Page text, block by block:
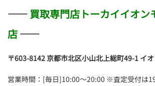
――買取専門店トーカイイオン
店――
〒603-8142京都市北区小山北上総町49-1 イ
営業時間：[毎日]10:00～20:00 ※査定受付は